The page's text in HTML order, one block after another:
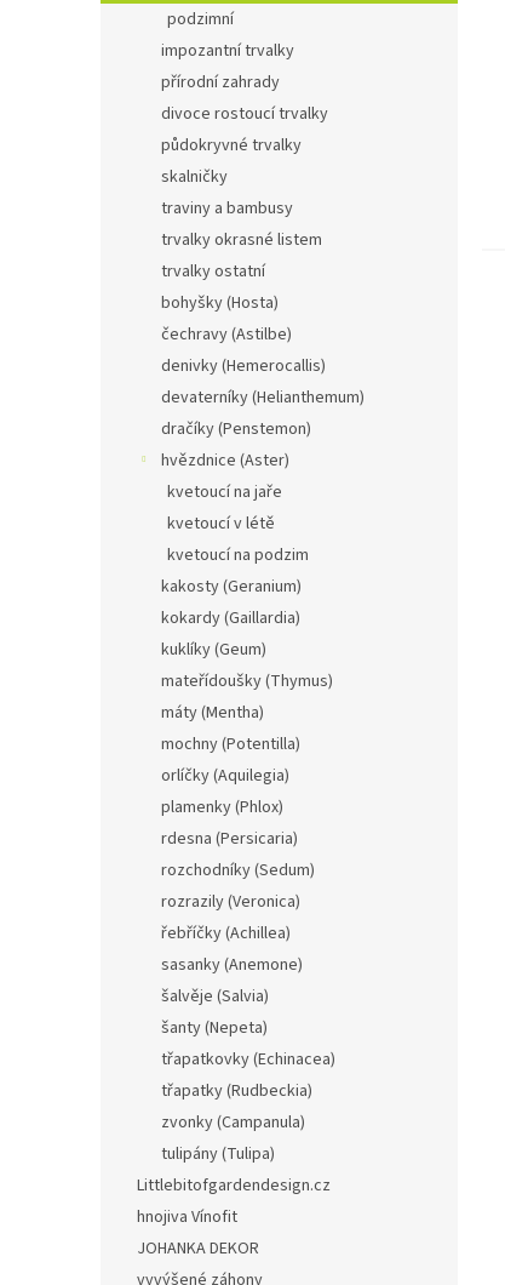
n
podzimní
impozantní trvalky
přírodní zahrady
divoce rostoucí trvalky
půdokryvné trvalky
skalničky
traviny a bambusy
trvalky okrasné listem
trvalky ostatní
bohyšky (Hosta)
čechravy (Astilbe)
denivky (Hemerocallis)
devaterníky (Helianthemum)
dračíky (Penstemon)
hvězdnice (Aster)
kvetoucí na jaře
kvetoucí v létě
kvetoucí na podzim
kakosty (Geranium)
kokardy (Gaillardia)
kuklíky (Geum)
mateřídoušky (Thymus)
máty (Mentha)
mochny (Potentilla)
orlíčky (Aquilegia)
plamenky (Phlox)
rdesna (Persicaria)
rozchodníky (Sedum)
rozrazily (Veronica)
řebříčky (Achillea)
sasanky (Anemone)
šalvěje (Salvia)
šanty (Nepeta)
třapatkovky (Echinacea)
třapatky (Rudbeckia)
zvonky (Campanula)
tulipány (Tulipa)
Littlebitofgardendesign.cz
hnojiva Vínofit
JOHANKA DEKOR
vyvýšené záhony